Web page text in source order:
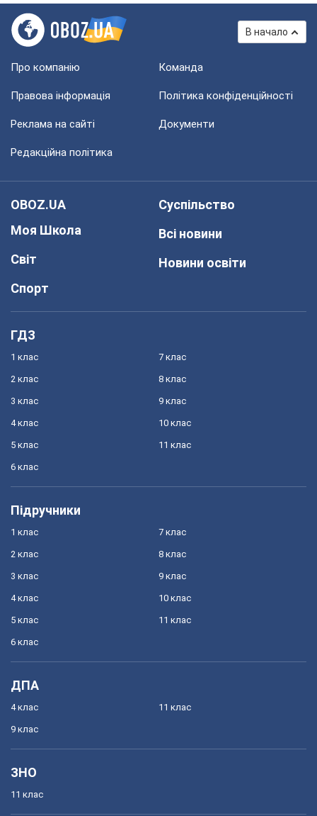
В начало
Про компанію Команда
Правова інформація Політика конфіденційності
Реклама на сайті Документи
Редакційна політика
OBOZ.UA
Моя Школа
Світ
Спорт
Суспільство
Всі новини
Новини освіти
ГДЗ
1 клас
2 клас
3 клас
4 клас
5 клас
6 клас
7 клас
8 клас
9 клас
10 клас
11 клас
Підручники
1 клас
2 клас
3 клас
4 клас
5 клас
6 клас
7 клас
8 клас
9 клас
10 клас
11 клас
ДПА
4 клас
9 клас
11 клас
ЗНО
11 клас